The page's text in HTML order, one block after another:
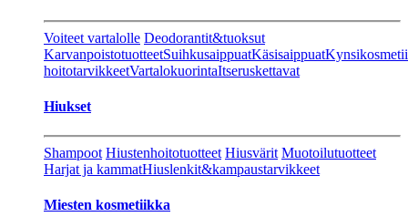
Voiteet vartalolle Deodorantit&tuoksut
KarvanpoistotuotteetSuihkusaippuatKäsisaippuat
hoitotarvikkeetVartalokuorintaItseruskettavat
Hiukset
Shampoot Hiustenhoitotuotteet Hiusvärit Muotoilutuotteet
Harjat ja kammatHiuslenkit&kampaustarvikkeet
Miesten kosmetiikka